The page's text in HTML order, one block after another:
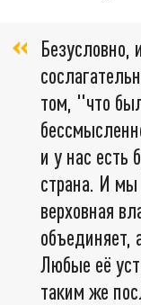
Безусловно,
том, "что
и у нас
страна. И
верховная
объединяет,
Любые её
таким же